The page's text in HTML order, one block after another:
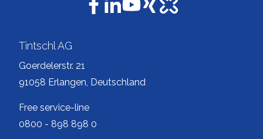
Tintschl AG
Goerdelerstr. 21
91058 Erlangen, Deutschland
Free service-line
0800 - 898 898 0